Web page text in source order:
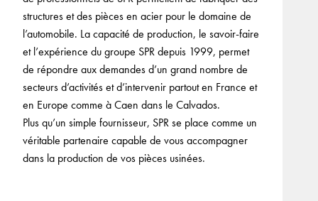
structures et des pièces en acier pour le domaine de
l’automobile. La capacité de production, le savoir-faire
et l’expérience du groupe SPR depuis 1999, permet
de répondre aux demandes d’un grand nombre de
secteurs d’activités et d’intervenir partout en France et
en Europe comme à Caen dans le Calvados.
Plus qu’un simple fournisseur, SPR se place comme un
véritable partenaire capable de vous accompagner
dans la production de vos pièces usinées.